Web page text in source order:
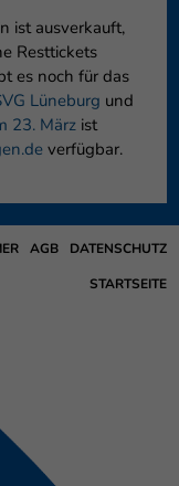
ist ausverkauft,
Resttickets
es noch für das
Lüneburg und
23. Märzist
verfügbar.
DATENSCHUTZ
AGB
STARTSEITE